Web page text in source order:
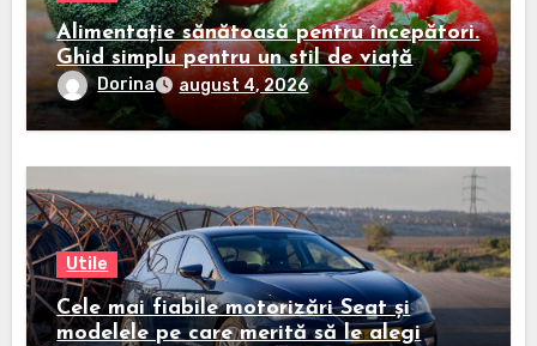
Alimentație sănătoasă pentru începători.
Ghid simplu pentru un stil de viață
echilibrat
Dorina august 4, 2026
Utile
Cele mai fiabile motorizări Seat și
modelele pe care merită să le alegi